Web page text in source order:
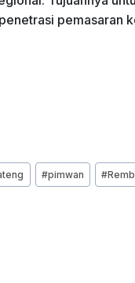
pemasaran
#pimwan #